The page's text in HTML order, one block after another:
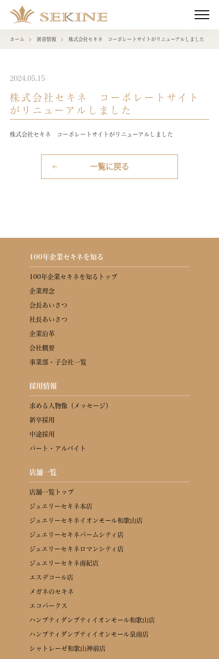
ME
ホーム 新着情報 株式会社セキネ コーポレートサイトがリニューアルしました
2024.05.15
株式会社セキネ コーポレートサイト
がリニューアルしました
株式会社セキネ コーポレートサイトがリニューアルしました
一覧に戻る
100年企業セキネを知る
100年企業セキネを知るトップ
企業理念
会長あいさつ
社長あいさつ
企業沿革
会社概要
事業部・子会社一覧
採用情報
求める人物像（メッセージ）
新卒採用
中途採用
パート・アルバイト
店舗一覧
店舗一覧トップ
ジュエリーセキネ本店
ジュエリーセキネイオンモール和歌山店
ジュエリーセキネパームシティ店
ジュエリーセキネロマンシティ店
ジュエリーセキネ南紀店
エスデコール店
メガネのセキネ
エコパークス
ハンプティダンプティイオンモール和歌山店
ハンプティダンプティイオンモール泉南店
シャトレーゼ和歌山神前店